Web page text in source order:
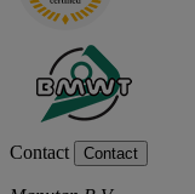
Contact Contact